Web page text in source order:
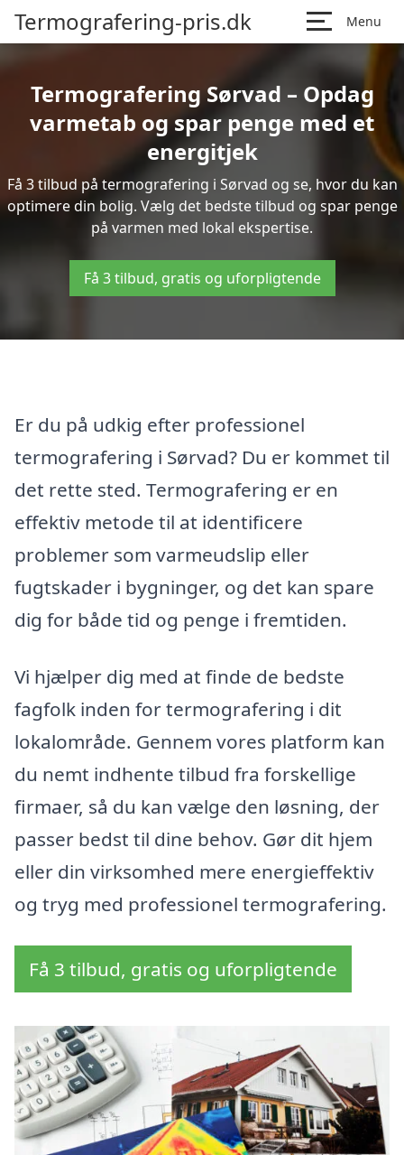
Termografering-pris.dk Menu
Termografering Sørvad – Opdag
varmetab og spar penge med et
energitjek
Få 3 tilbud på termografering i Sørvad og se, hvor du kan
optimere din bolig. Vælg det bedste tilbud og spar penge
på varmen med lokal ekspertise.
Få 3 tilbud, gratis og uforpligtende
Er du på udkig efter professionel
termografering i Sørvad? Du er kommet til
det rette sted. Termografering er en
effektiv metode til at identificere
problemer som varmeudslip eller
fugtskader i bygninger, og det kan spare
dig for både tid og penge i fremtiden.
Vi hjælper dig med at finde de bedste
fagfolk inden for termografering i dit
lokalområde. Gennem vores platform kan
du nemt indhente tilbud fra forskellige
firmaer, så du kan vælge den løsning, der
passer bedst til dine behov. Gør dit hjem
eller din virksomhed mere energieffektiv
og tryg med professionel termografering.
Få 3 tilbud, gratis og uforpligtende